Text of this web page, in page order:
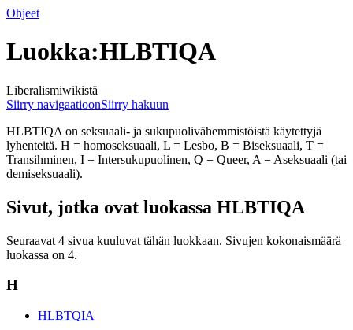
Ohjeet
Luokka:HLBTIQA
Liberalismiwikistä
Siirry navigaatioonSiirry hakuun
HLBTIQA on seksuaali- ja sukupuolivähemmistöistä käytettyjä
lyhenteitä. H = homoseksuaali, L = Lesbo, B = Biseksuaali, T =
Transihminen, I = Intersukupuolinen, Q = Queer, A = Aseksuaali (tai
demiseksuaali).
Sivut, jotka ovat luokassa HLBTIQA
Seuraavat 4 sivua kuuluvat tähän luokkaan. Sivujen kokonaismäärä
luokassa on 4.
H
HLBTQIA